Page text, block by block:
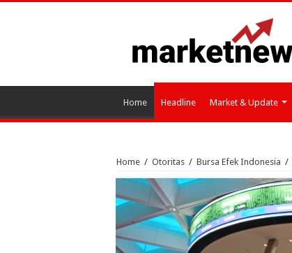
Home Headline Market & Update
Home / Otoritas / Bursa Efek Indonesia /